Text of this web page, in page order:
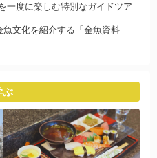
一度に楽しむ特別なガイドツア
文化を紹介する「金魚資料
ぶ